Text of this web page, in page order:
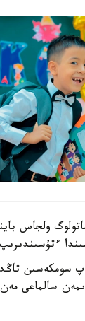
سومكەسىن
سالماعى مەن